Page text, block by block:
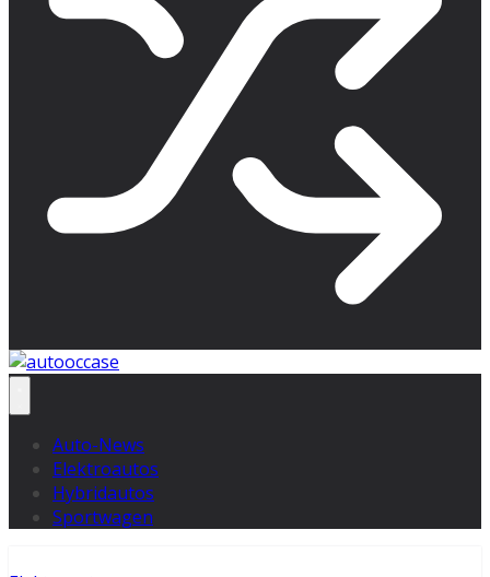
Auto-News
Elektroautos
Hybridautos
Sportwagen